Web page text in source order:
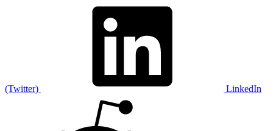
(Twitter) LinkedIn